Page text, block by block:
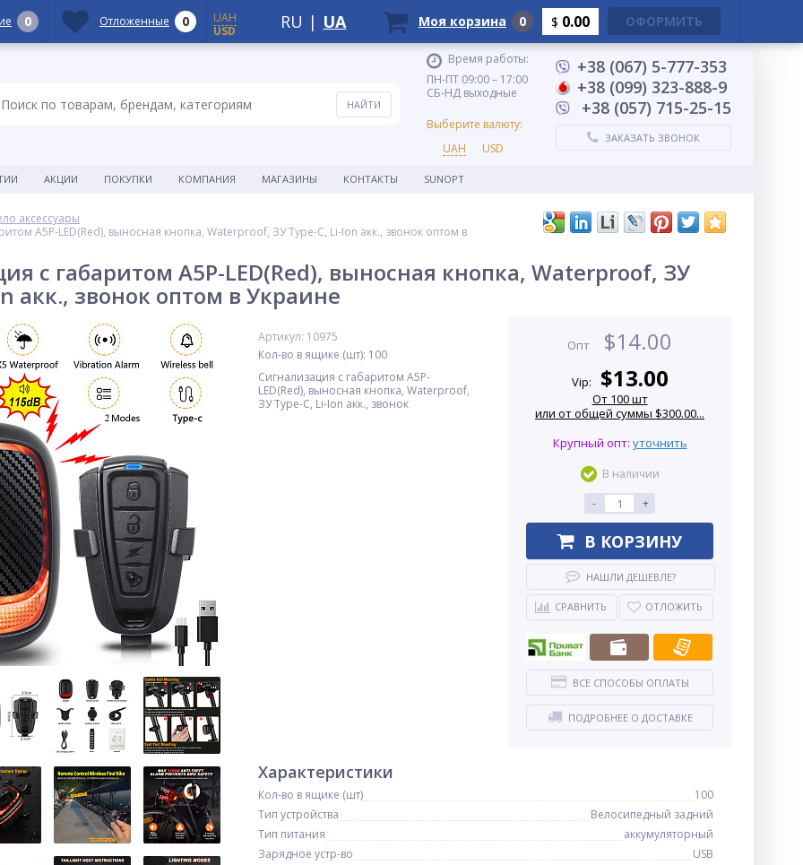
Время работы:
ПН-ПТ 09:00 – 17:00
СБ-НД выходные
Выберите валюту:
UAH
USD
+38 (067) 5-777-353
+38 (099) 323-888-9
+38 (057) 715-25-15
ЗАКАЗАТЬ ЗВОНОК
АКЦИИ ПОКУПКИ КОМПАНИЯ МАГАЗИНЫ КОНТАКТЫ SUNOPT
аксессуары
A5P-LED(Red), выносная кнопка, Waterproof, ЗУ Type-C, Li-Ion акк., звонок оптом в
с габаритом A5P-LED(Red), выносная кнопка, Waterproof, ЗУ
акк., звонок оптом в Украине
Артикул: 10975
Кол-во в ящике (шт): 100
Сигнализация с габаритом A5P-
LED(Red), выносная кнопка, Waterproof,
ЗУ Type-C, Li-Ion акк., звонок
Опт $14.00
Vip: $13.00
От 100 шт
или от общей суммы $300.00...
Крупный опт: уточнить
В наличии
-
+
В КОРЗИНУ
НАШЛИ ДЕШЕВЛЕ?
СРАВНИТЬ ОТЛОЖИТЬ
ВСЕ СПОСОБЫ ОПЛАТЫ
ПОДРОБНЕЕ О ДОСТАВКЕ
Характеристики
Кол-во в ящике (шт)
100
Тип устройства
Велосипедный задний
Тип питания
аккумуляторный
Зарядное устр-во
USB
0 Отложенные 0
UAH
USD
RU | UA Моя корзина 0 $ 0.00 ОФОРМИТЬ